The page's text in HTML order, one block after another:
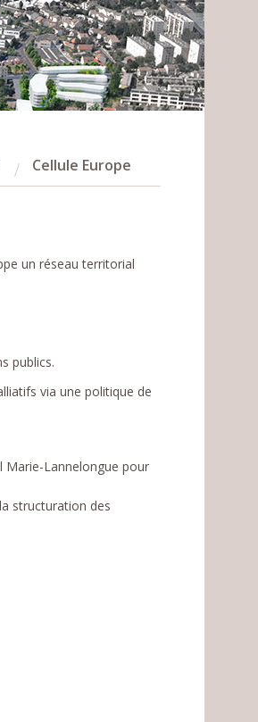
Cellule Europe
un réseau territorial
publics.
via une politique de
Marie-Lannelongue pour
structuration des